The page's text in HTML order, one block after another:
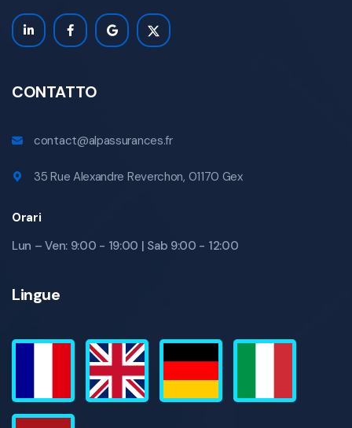
CONTATTO
contact@alpassurances.fr
35 Rue Alexandre Reverchon, 01170 Gex
Orari
Lun – Ven: 9:00 - 19:00 | Sab 9:00 - 12:00
Lingue